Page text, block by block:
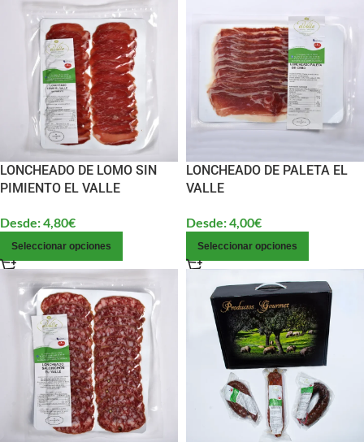
LONCHEADO DE LOMO SIN
PIMIENTO EL VALLE
Desde:4,80€
Seleccionar opciones
LONCHEADO DE PALETA EL
VALLE
Desde:4,00€
Seleccionar opciones